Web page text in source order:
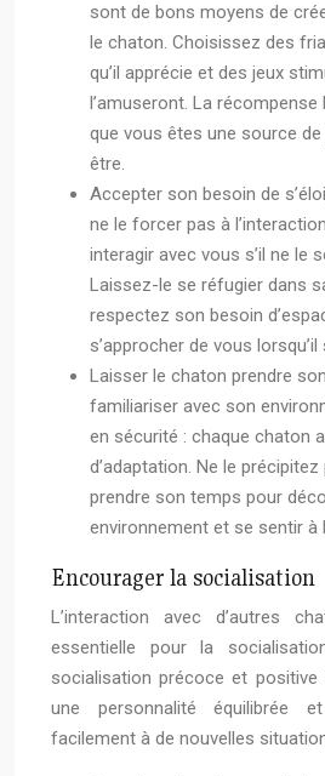
sont de bons moyens de
le chaton. Choisissez des
qu’il apprécie et des jeux
l’amuseront. La
que vous êtes une source
être.
Accepter son besoin de
ne le forcer pas à
interagir avec vous s’il ne le
Laissez-le se réfugier dans
respectez son besoin
s’approcher de vous
Laisser le chaton prendre
familiariser avec son
en sécurité : chaque chaton
d’adaptation. Ne le
prendre son temps pour
environnement et se sentir à
Encourager la socialisation
L’interaction avec d’autres
essentielle pour la
socialisation précoce et positive
une personnalité équilibrée
facilement à de nouvelles